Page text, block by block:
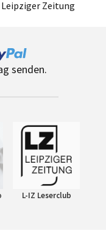
Zeitung
senden.
L-IZ Leserclub